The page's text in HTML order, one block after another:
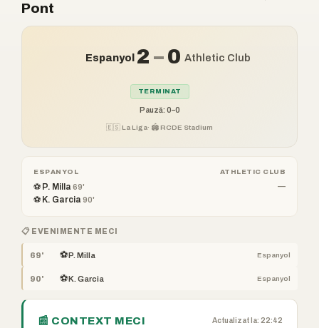
Pont
Espanyol 2 –0 Athletic Club
TERMINAT
Pauză: 0–0
🇪🇸 La Liga· 🏟️ RCDE Stadium
ESPANYOL
⚽ P. Milla 69'
⚽ K. Garcia 90'
ATHLETIC CLUB
—
📋 EVENIMENTE MECI
69' ⚽P. Milla Espanyol
90' ⚽K. Garcia Espanyol
📰 CONTEXT MECI Actualizat la: 22:42